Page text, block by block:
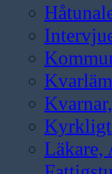
Kyrkligt
Läkare,